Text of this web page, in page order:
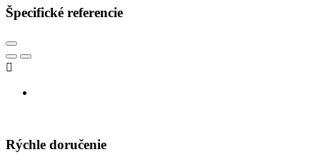
Špecifické referencie

Rýchle doručenie